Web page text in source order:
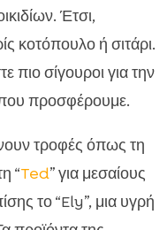
Έτσι,
κοτόπουλο ή σιτάρι.
πιο σίγουροι για την
προσφέρουμε.
τροφές όπως τη
“Ted” για μεσαίους
το “Ely”, μια υγρή